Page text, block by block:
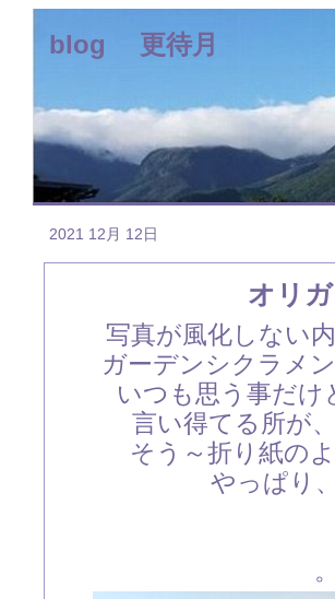
blog 更待月
2021 12月 12日
オリ
写真が風化しない
ガーデンシクラメ
いつも思う事だけ
言い得てる所が
そう～折り紙の
やっぱり